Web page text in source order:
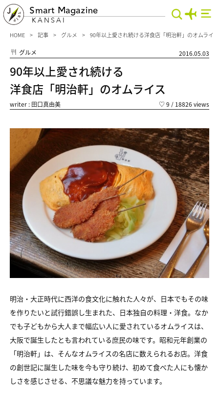
Smart Magazine
KANSAI
HOME 記事 グルメ 90年以上愛され続ける洋食店「明治軒」のオムライス
グルメ 2016.05.03
90年以上愛され続ける
洋食店「明治軒」のオムライス
writer : 田口真由美 ♡ 9 / 18826 views
明治・大正時代に西洋の食文化に触れた人々が、日本でもその味
を作りたいと試行錯誤し生まれた、日本独自の料理・洋食。なか
でも子どもから大人まで幅広い人に愛されているオムライスは、
大阪で誕生したとも言われている庶民の味です。昭和元年創業の
「明治軒」は、そんなオムライスの名店に数えられるお店。洋食
の創世記に誕生した味を今も守り続け、初めて食べた人にも懐か
しさを感じさせる、不思議な魅力を持っています。